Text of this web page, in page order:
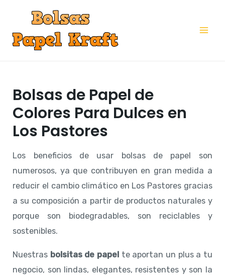
contenido
Bolsas de Papel de
Colores Para Dulces en
Los Pastores
Los beneficios de usar bolsas de papel son
numerosos, ya que contribuyen en gran medida a
reducir el cambio climático en Los Pastores gracias
a su composición a partir de productos naturales y
porque son biodegradables, son reciclables y
sostenibles.
Nuestras bolsitas de papel te aportan un plus a tu
negocio, son lindas, elegantes, resistentes y son la